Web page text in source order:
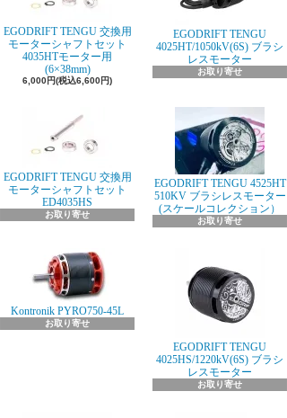
EGODRIFT TENGU 交換用
モーターシャフトセット
4035HTモーター用
(6×38mm)
6,000円(税込6,600円)
EGODRIFT TENGU
4025HT/1050kV(6S) ブラシ
レスモーター
お取り寄せ
EGODRIFT TENGU 交換用
モーターシャフトセット
ED4035HS
お取り寄せ
EGODRIFT TENGU 4525HT
510KV ブラシレスモーター
(スケールコレクション）
お取り寄せ
Kontronik PYRO750-45L
お取り寄せ
EGODRIFT TENGU
4025HS/1220kV(6S) ブラシ
レスモーター
お取り寄せ